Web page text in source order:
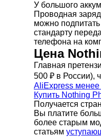
У большого
Проводная
можно
стандарту
телефона на
Цена
Главная
500 ₽ в России),
AliExpress менее
Купить Nothing
Получается
Вы платите
более старым
статьям